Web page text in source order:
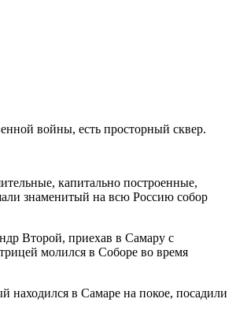
войны, есть просторный сквер.
капитально построенные,
знаменитый на всю Россию собор
Второй, приехав в Самару с
молился в Соборе во время
в Самаре на покое, посадили